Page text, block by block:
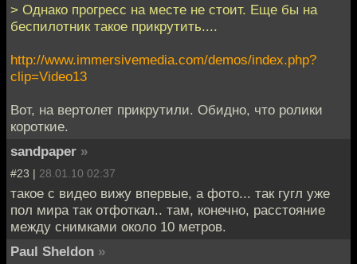
> Однако прогресс на месте не стоит. Еще бы на
беспилотник такое прикрутить....
http://www.immersivemedia.com/demos/index.php?
clip=Video13
Вот, на вертолет прикрутили. Обидно, что ролики
короткие.
sandpaper »
#23 | 28.01.10 02:37
такое с видео вижу впервые, а фото... так гугл уже
пол мира так отфоткал.. там, конечно, расстояние
между снимками около 10 метров.
Paul Sheldon »